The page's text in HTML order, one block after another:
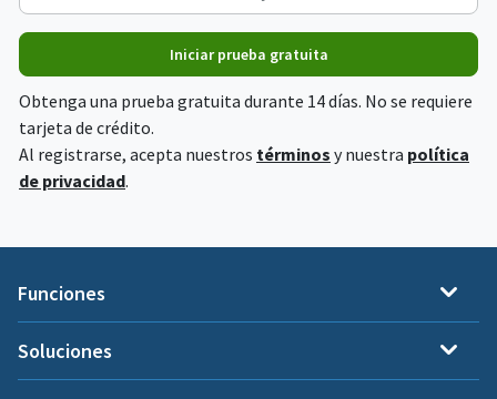
Iniciar prueba gratuita
Obtenga una prueba gratuita durante 14 días. No se requiere
tarjeta de crédito.
Al registrarse, acepta nuestros términos y nuestra política
de privacidad.
Funciones
Soluciones